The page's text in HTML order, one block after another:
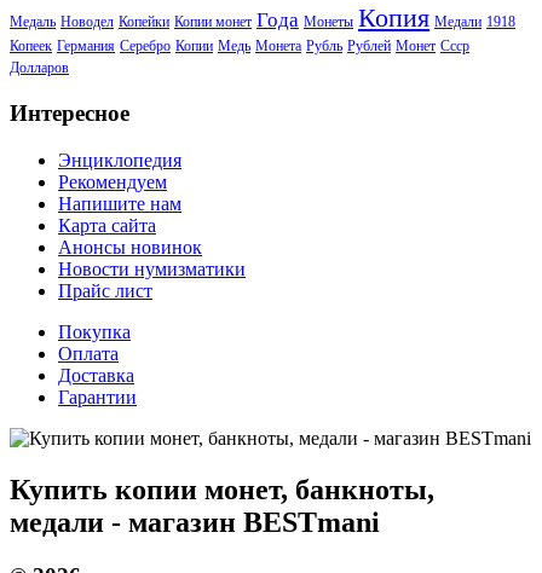
Медаль Новодел Копейки Копии монет Года Монеты Копия Медали 1918
Копеек Германия Серебро Копии Медь Монета Рубль Рублей Монет Ссср
Долларов
Интересное
Энциклопедия
Рекомендуем
Напишите нам
Карта сайта
Анонсы новинок
Новости нумизматики
Прайс лист
Покупка
Оплата
Доставка
Гарантии
Купить копии монет, банкноты,
медали - магазин BESTmani